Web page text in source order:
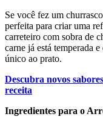
Se você fez um
perfeita para criar uma
carreteiro com sobra de
carne já está temperada
único ao prato.
Descubra novos
receita
Ingredientes para o